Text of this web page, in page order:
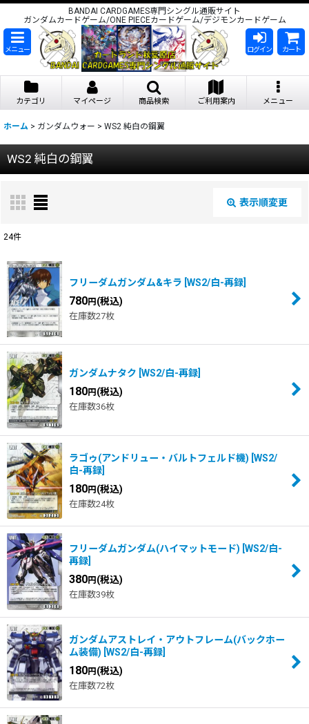
BANDAI CARDGAMES専門シングル通販サイト
ガンダムカードゲーム/ONE PIECEカードゲーム/デジモンカードゲーム
メニュー ログイン カート
カテゴリ マイページ 商品検索 ご利用案内 メニュー
ホーム > ガンダムウォー > WS2 純白の鋼翼
WS2 純白の鋼翼
表示順変更
在庫あり
並び順:
24件
フリーダムガンダム&キラ WS2/白-再録
780円 (税込)
在庫数27枚
ガンダムナタク WS2/白-再録
180円 (税込)
在庫数36枚
ラゴゥ(アンドリュー・バルトフェルド機) WS2/
白-再録
180円 (税込)
在庫数24枚
フリーダムガンダム(ハイマットモード) WS2/白-
再録
380円 (税込)
在庫数39枚
ガンダムアストレイ・アウトフレーム(バックホー
ム装備) WS2/白-再録
180円 (税込)
在庫数72枚